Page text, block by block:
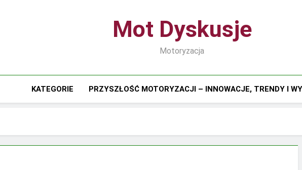
Mot Dyskusje
Motoryzacja
KATEGORIE PRZYSZŁOŚĆ MOTORYZACJI – INNOWACJE, TRENDY I